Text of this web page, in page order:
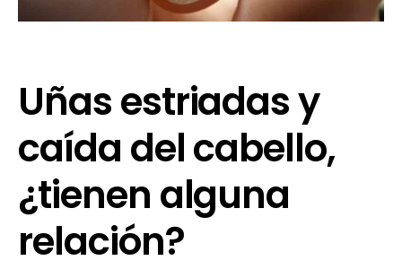
Uñas estriadas y
caída del cabello,
¿tienen alguna
relación?